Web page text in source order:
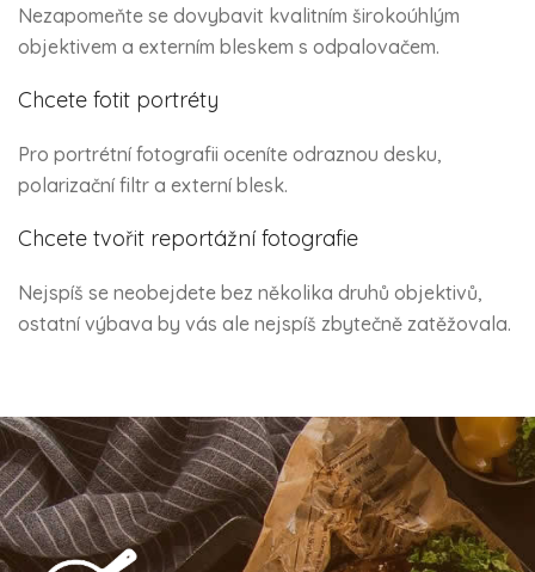
Nezapomeňte se dovybavit kvalitním širokoúhlým
objektivem a externím bleskem s odpalovačem.
Chcete fotit portréty
Pro portrétní fotografii oceníte odraznou desku,
polarizační filtr a externí blesk.
Chcete tvořit reportážní fotografie
Nejspíš se neobejdete bez několika druhů objektivů,
ostatní výbava by vás ale nejspíš zbytečně zatěžovala.